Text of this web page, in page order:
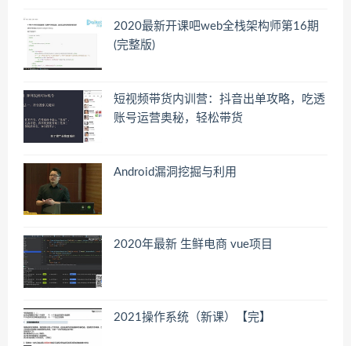
2020最新开课吧web全栈架构师第16期
(完整版)
短视频带货内训营：​抖音出单攻略，吃透
账号运营奥秘，轻松带货
Android漏洞挖掘与利用
2020年最新 生鲜电商 vue项目
2021操作系统（新课）【完】